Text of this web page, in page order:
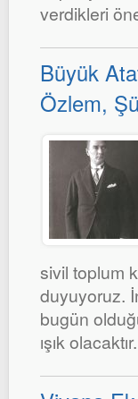
verdikleri
Büyük
Özlem,
sivil toplum
duyuyoruz.
bugün
ışık